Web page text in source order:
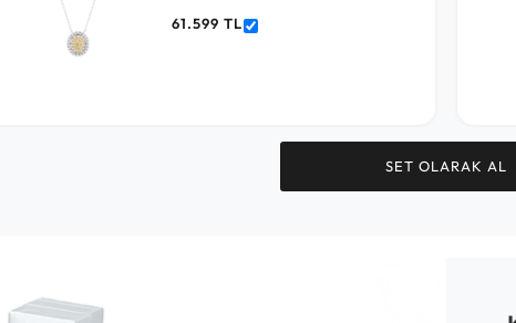
61.599 TL
SET OLARAK AL